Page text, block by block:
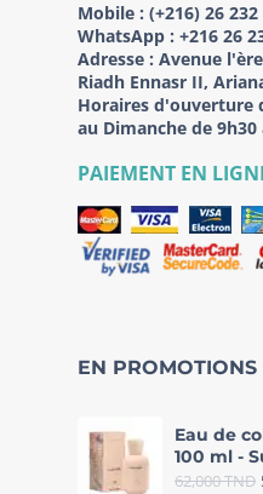
Mobile : (+216) 26 232
WhatsApp : +216 26
Adresse : Avenue
Riadh Ennasr II,
Horaires d'ouverture
au Dimanche de 9h30
PAIEMENT EN
EN PROMOTIONS
Eau de
100 ml -
62,000TND